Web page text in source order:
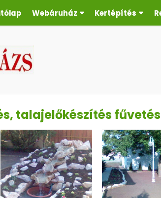
Webáruház Kertépítés
talajelőkészítés